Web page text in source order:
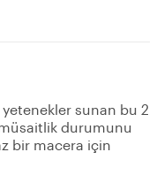
yetenekler sunan bu 2
durumunu
bir macera için